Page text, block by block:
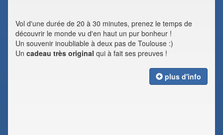
Vol d'une durée de 20 à 30 minutes, prenez le temps de
découvrir le monde vu d'en haut un pur bonheur !
Un souvenir inoubliable à deux pas de Toulouse :)
Un cadeau très original qui à fait ses preuves !
plus d'info